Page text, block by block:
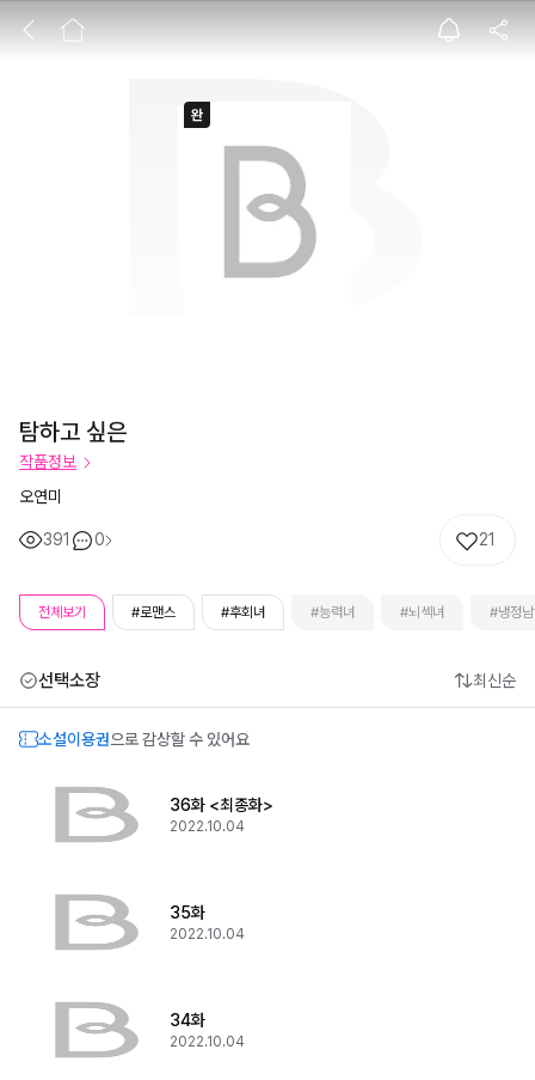
탐하고 싶은
탐하고 싶은
작품정보
오연미
391 0 21
전체보기 #로맨스 #후회녀 #능력녀 #뇌섹녀 #냉정남
선택소장 최신순
소설이용권으로 감상할 수 있어요
36화 <최종화>
2022.10.04
35화
2022.10.04
34화
2022.10.04